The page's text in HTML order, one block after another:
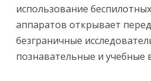
использование
аппаратов открывает
безграничные
познавательные и учебные